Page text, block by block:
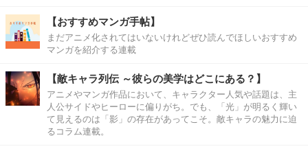
【おすすめマンガ手帖】
まだアニメ化されてはいないけれどぜひ読んでほしいおすすめ
マンガを紹介する連載
【敵キャラ列伝 ～彼らの美学はどこにある？】
アニメやマンガ作品において、キャラクター人気や話題は、主
人公サイドやヒーローに偏りがち。でも、「光」が明るく輝い
て見えるのは「影」の存在があってこそ。敵キャラの魅力に迫
るコラム連載。